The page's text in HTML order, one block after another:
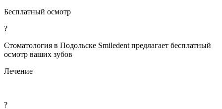
Бесплатный осмотр
?
Стоматология в Подольске Smiledent предлагает бесплатный
осмотр ваших зубов
Лечение
?